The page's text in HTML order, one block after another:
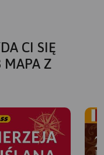
CI SIĘ
MAPA Z